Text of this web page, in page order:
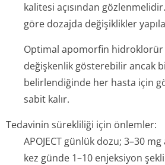
kalitesi açısından
göre dozajda değişiklikler
Optimal apomorfin hidroklorür
değişkenlik gösterebilir ancak
belirlendiğinde her hasta için
sabit kalır.
Tedavinin sürekliliği için önlemler:
APOJECT günlük dozu; 3–30 mg
kez günde 1–10 enjeksiyon